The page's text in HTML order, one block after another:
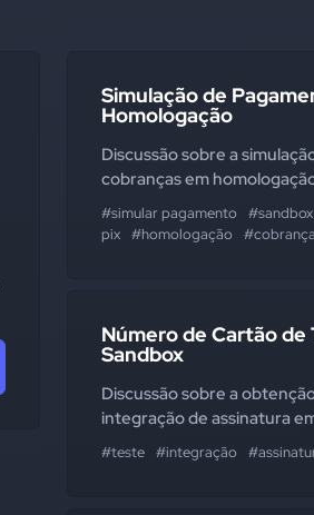
Simulação de
Homologação
Discussão sobre a
cobranças em
#simular pagamento #sandbox
pix #homologação #cobrança
Número de Cartão
Sandbox
Discussão sobre a
integração de assinatura
#teste #integração